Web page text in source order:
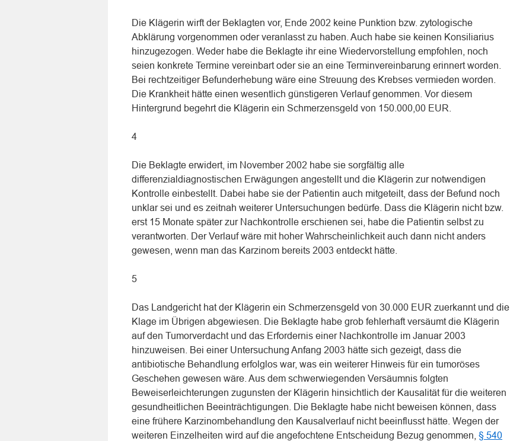
Die Klägerin wirft der Beklagten vor, Ende 2002 keine Punktion bzw. zytologische
Abklärung vorgenommen oder veranlasst zu haben. Auch habe sie keinen Konsiliarius
hinzugezogen. Weder habe die Beklagte ihr eine Wiedervorstellung empfohlen, noch
seien konkrete Termine vereinbart oder sie an eine Terminvereinbarung erinnert worden.
Bei rechtzeitiger Befunderhebung wäre eine Streuung des Krebses vermieden worden.
Die Krankheit hätte einen wesentlich günstigeren Verlauf genommen. Vor diesem
Hintergrund begehrt die Klägerin ein Schmerzensgeld von 150.000,00 EUR.
4
Die Beklagte erwidert, im November 2002 habe sie sorgfältig alle
differenzialdiagnostischen Erwägungen angestellt und die Klägerin zur notwendigen
Kontrolle einbestellt. Dabei habe sie der Patientin auch mitgeteilt, dass der Befund noch
unklar sei und es zeitnah weiterer Untersuchungen bedürfe. Dass die Klägerin nicht bzw.
erst 15 Monate später zur Nachkontrolle erschienen sei, habe die Patientin selbst zu
verantworten. Der Verlauf wäre mit hoher Wahrscheinlichkeit auch dann nicht anders
gewesen, wenn man das Karzinom bereits 2003 entdeckt hätte.
5
Das Landgericht hat der Klägerin ein Schmerzensgeld von 30.000 EUR zuerkannt und die
Klage im Übrigen abgewiesen. Die Beklagte habe grob fehlerhaft versäumt die Klägerin
auf den Tumorverdacht und das Erfordernis einer Nachkontrolle im Januar 2003
hinzuweisen. Bei einer Untersuchung Anfang 2003 hätte sich gezeigt, dass die
antibiotische Behandlung erfolglos war, was ein weiterer Hinweis für ein tumoröses
Geschehen gewesen wäre. Aus dem schwerwiegenden Versäumnis folgten
Beweiserleichterungen zugunsten der Klägerin hinsichtlich der Kausalität für die weiteren
gesundheitlichen Beeinträchtigungen. Die Beklagte habe nicht beweisen können, dass
eine frühere Karzinombehandlung den Kausalverlauf nicht beeinflusst hätte. Wegen der
weiteren Einzelheiten wird auf die angefochtene Entscheidung Bezug genommen, § 540